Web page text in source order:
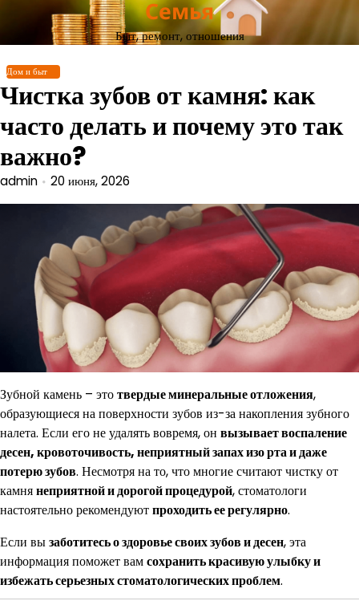
Перейти
содержимому
Семья
Быт, ремонт, отношения
Дом и быт
Чистка зубов от камня: как
часто делать и почему это так
важно?
admin 20 июня, 2026
Зубной камень – этотвердые минеральные отложения,
образующиеся на поверхности зубов из-за накопления зубного
налета. Если его не удалять вовремя, он вызывает воспаление
десен, кровоточивость, неприятный запах изо рта и даже
потерю зубов. Несмотря на то, что многие считают чистку от
камнянеприятной и дорогой процедурой, стоматологи
настоятельно рекомендуютпроходить ее регулярно.
Если вызаботитесь о здоровье своих зубов и десен, эта
информация поможет вамсохранить красивую улыбку и
избежать серьезных стоматологических проблем.